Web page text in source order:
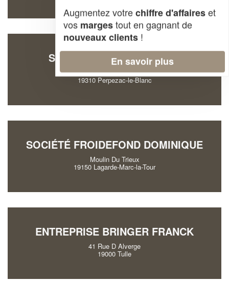
SOCIÉTÉ TESSIER BENOIT
La Contie
19310 Perpezac-le-Blanc
SOCIÉTÉ FROIDEFOND DOMINIQUE
Moulin Du Trieux
19150 Lagarde-Marc-la-Tour
ENTREPRISE BRINGER FRANCK
41 Rue D Alverge
19000 Tulle
Augmentez votrechiffre d'affaireset
vos margestout en gagnant de
nouveaux clients !
En savoir plus